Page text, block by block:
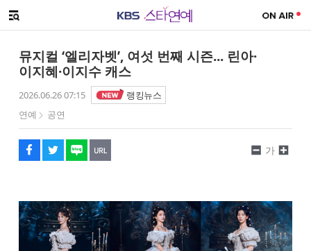
메뉴 열기
뮤지컬 ‘엘리자벳’, 여섯 번째 시즌... 린아·
이지혜·이지수 캐스
2026.06.26 07:15
랭킹뉴스
연예
공연
페이스북
트위터
네이버
URL복사
글씨 작게보기
가
글씨 크게보기